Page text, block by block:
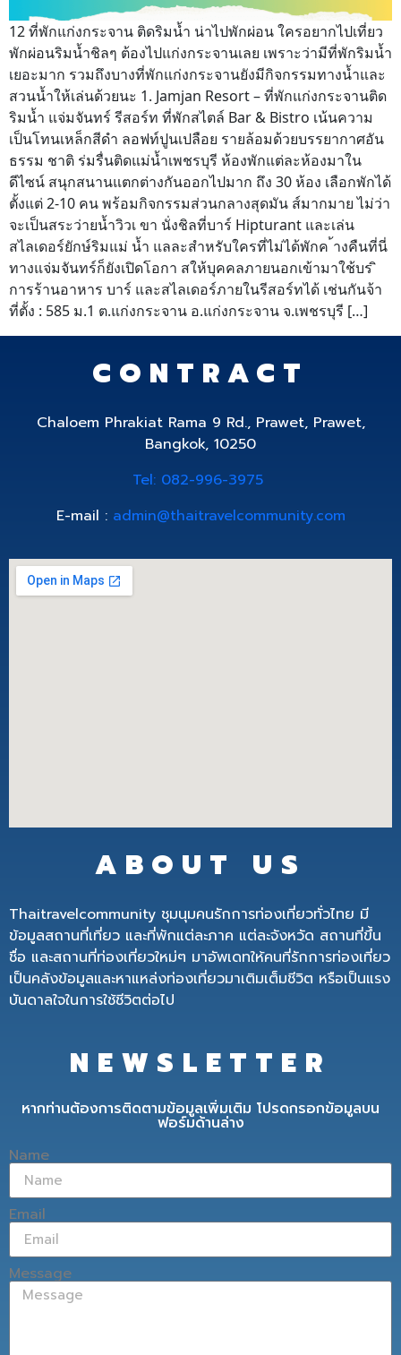
12 ที่พักแก่งกระจาน ติดริมน้ำ น่าไปพักผ่อน ใครอยากไปเที่ยว
พักผ่อนริมน้ำชิลๆ ต้องไปแก่งกระจานเลย เพราะว่ามีที่พักริมน้ำ
เยอะมาก รวมถึงบางที่พักแก่งกระจานยังมีกิจกรรมทางน้ำและ
สวนน้ำให้เล่นด้วยนะ 1. Jamjan Resort – ที่พักแก่งกระจานติด
ริมน้ำ แจ่มจันทร์ รีสอร์ท ที่พักสไตล์ Bar & Bistro เน้นความ
เป็นโทนเหล็กสีดำ ลอฟท์ปูนเปลือย รายล้อมด้วยบรรยากาศอัน
ธรรม ชาติ ร่มรื่นติดแม่น้ำเพชรบุรี ห้องพักแต่ละห้องมาใน
ดีไซน์ สนุกสนานแตกต่างกันออกไปมาก ถึง 30 ห้อง เลือกพักได้
ตั้งแต่ 2-10 คน พร้อมกิจกรรมส่วนกลางสุดมัน ส์มากมาย ไม่ว่า
จะเป็นสระว่ายน้ำวิวเ ขา นั่งชิลที่บาร์ Hipturant และเล่น
สไลเดอร์ยักษ์ริมแม่ น้ำ แลละสำหรับใครที่ไม่ได้พักค ้างคืนที่นี่
ทางแจ่มจันทร์ก็ยังเปิดโอกา สให้บุคคลภายนอกเข้ามาใช้บร ิ
การร้านอาหาร บาร์ และสไลเดอร์ภายในรีสอร์ทได้ เช่นกันจ้า
ที่ตั้ง : 585 ม.1 ต.แก่งกระจาน อ.แก่งกระจาน จ.เพชรบุรี […]
CONTRACT
Chaloem Phrakiat Rama 9 Rd., Prawet, Prawet,
Bangkok, 10250
Tel: 082-996-3975
E-mail : admin@thaitravelcommunity.com
ABOUT US
Thaitravelcommunity ชุมนุมคนรักการท่องเที่ยวทั่วไทย มี
ข้อมูลสถานที่เที่ยว และที่พักแต่ละภาค แต่ละจังหวัด สถานที่ขึ้น
ชื่อ และสถานที่ท่องเที่ยวใหม่ๆ มาอัพเดทให้คนที่รักการท่องเที่ยว
เป็นคลังข้อมูลและหาแหล่งท่องเที่ยวมาเติมเต็มชีวิต หรือเป็นแรง
บันดาลใจในการใช้ชีวิตต่อไป
NEWSLETTER
หากท่านต้องการติดตามข้อมูลเพิ่มเติม โปรดกรอกข้อมูลบน
ฟอร์มด้านล่าง
Name
Email
Message